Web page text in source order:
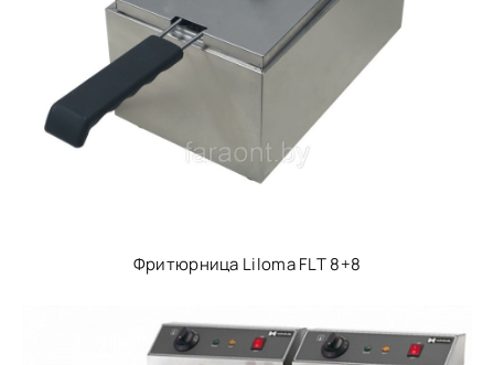
Фритюрница Liloma FLT 8+8